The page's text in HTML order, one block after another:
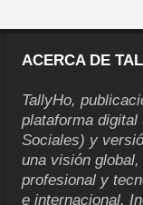
ACERCA DE
TallyHo,
plataforma
Sociales) y
una visión
profesional y
e internacional.